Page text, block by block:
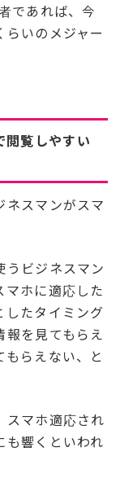
であれば、今
いのメジャー
閲覧しやすい
ネスマンがスマ
うビジネスマン
ホに適応した
したタイミング
を見てもらえ
らえない、と
スマホ適応され
も響くといわれ